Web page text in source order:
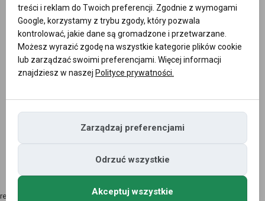
reklama | kup tutaj
treści i reklam do Twoich preferencji. Zgodnie z wymogami
Google, korzystamy z trybu zgody, który pozwala
kontrolować, jakie dane są gromadzone i przetwarzane.
Możesz wyrazić zgodę na wszystkie kategorie plików cookie
lub zarządzać swoimi preferencjami. Więcej informacji
znajdziesz w naszej Polityce prywatności.
Zarządzaj preferencjami
Odrzuć wszystkie
Akceptuj wszystkie